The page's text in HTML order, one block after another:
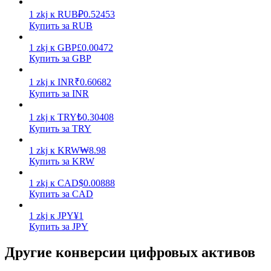
Заработок
Силовая свинья
Получайте конкурентные награды ежедневно
1 zkj к RUB₽0.52453
Купить за RUB
1 zkj к GBP£0.00472
Купить за GBP
1 zkj к INR₹0.60682
Купить за INR
1 zkj к TRY₺0.30408
Купить за TRY
1 zkj к KRW₩8.98
Купить за KRW
1 zkj к CAD$0.00888
Купить за CAD
1 zkj к JPY¥1
Купить за JPY
Другие конверсии цифровых активов